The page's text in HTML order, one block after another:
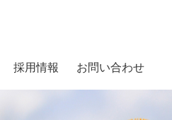
採用情報 お問い合わせ